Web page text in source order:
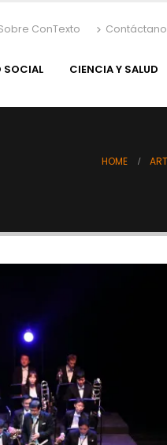
ConTexto
SOCIAL CIENCIA Y SALUD
HOME